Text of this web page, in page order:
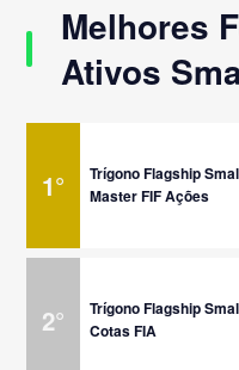
Melhores
Ativos
1°
Trígono Flagship
Master FIF Ações
2°
Trígono Flagship
Cotas FIA